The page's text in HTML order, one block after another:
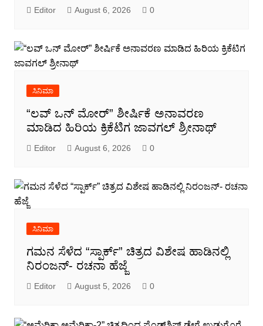
Editor August 6, 2026 0
ಸಿನಿಮಾ
“ಲವ್ ಒನ್ ಮೋರ್” ಶೀರ್ಷಿಕೆ ಅನಾವರಣ
ಮಾಡಿದ ಹಿರಿಯ ಕ್ರಿಕೆಟಿಗ ಜಾವಗಲ್ ಶ್ರೀನಾಥ್
Editor August 6, 2026 0
ಸಿನಿಮಾ
ಗಮನ ಸೆಳೆದ “ಸ್ಪಾರ್ಕ್” ಚಿತ್ರದ ವಿಶೇಷ ಹಾಡಿನಲ್ಲಿ
ನಿರಂಜನ್- ರಚನಾ ಹೆಜ್ಜೆ
Editor August 5, 2026 0